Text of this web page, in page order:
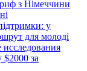
з Німеччини
у
для молоді
$2000 за